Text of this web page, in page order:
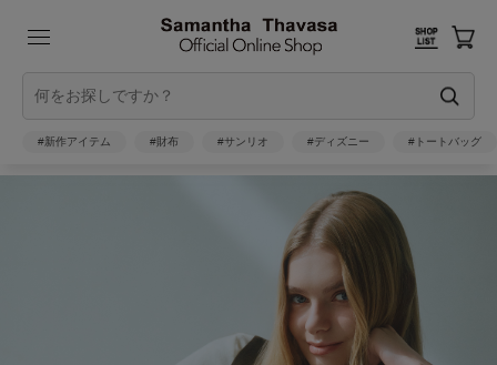
#新作アイテム #財布 #サンリオ #ディズニー #トートバッグ